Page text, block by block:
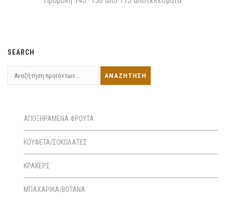
SEARCH
ΑΠΟΞΗΡΑΜΕΝΑ ΦΡΟΥΤΑ
ΚΟΥΦΕΤΑ/ΣΟΚΟΛΑΤΕΣ
ΚΡΑΚΕΡΣ
ΜΠΑΧΑΡΙΚΑ/ΒΟΤΑΝΑ